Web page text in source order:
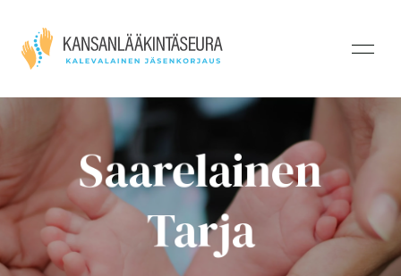
Saarelainen
Tarja